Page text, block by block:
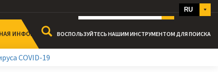
RU
ВОСПОЛЬЗУЙТЕСЬ НАШИМ ИНСТРУМЕНТОМ ДЛЯ ПОИСКА
НАМ+44 191 265 7411
ИНФОРМАЦИЯ
COVID-19